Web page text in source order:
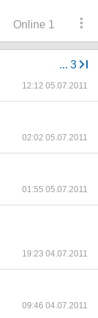
Online 1
... 3
12:12 05.07.2011
02:02 05.07.2011
01:55 05.07.2011
19:23 04.07.2011
09:46 04.07.2011